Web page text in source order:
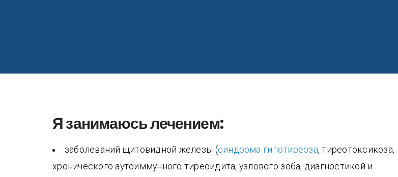
Я занимаюсь лечением:
заболеваний щитовидной железы (синдрома гипотиреоза, тиреотоксикоза,
хронического аутоиммунного тиреоидита, узлового зоба, диагностикой и